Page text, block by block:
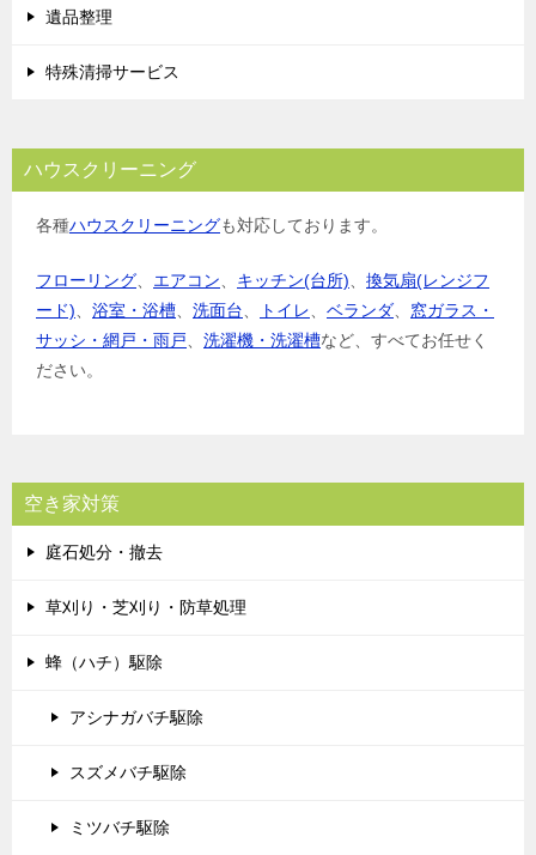
遺品整理
特殊清掃サービス
ハウスクリーニング
各種ハウスクリーニングも対応しております。
フローリング、 エアコン、 キッチン(台所)、 換気扇(レンジフ
ード)、 浴室・浴槽、 洗面台、 トイレ、 ベランダ、 窓ガラス・
サッシ・網戸・雨戸、 洗濯機・洗濯槽など、すべてお任せく
ださい。
空き家対策
庭石処分・撤去
草刈り・芝刈り・防草処理
蜂（ハチ）駆除
アシナガバチ駆除
スズメバチ駆除
ミツバチ駆除